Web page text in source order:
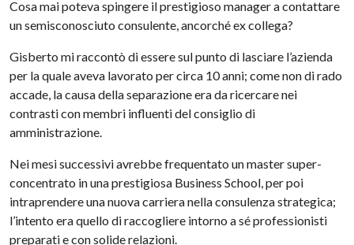
Cosa mai poteva spingere il prestigioso manager a contattare
un semisconosciuto consulente, ancorché ex collega?
Gisberto mi raccontò di essere sul punto di lasciare l’azienda
per la quale aveva lavorato per circa 10 anni; come non di rado
accade, la causa della separazione era da ricercare nei
contrasti con membri influenti del consiglio di
amministrazione.
Nei mesi successivi avrebbe frequentato un master super-
concentrato in una prestigiosa Business School, per poi
intraprendere una nuova carriera nella consulenza strategica;
l’intento era quello di raccogliere intorno a sé professionisti
preparati e con solide relazioni.